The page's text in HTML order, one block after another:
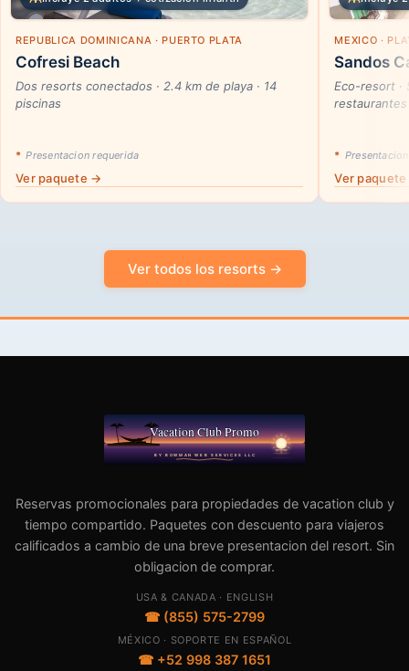
REPUBLICA DOMINICANA · PUERTO PLATA
Cofresi Beach
Dos resorts conectados · 2.4 km de playa · 14
piscinas
* Presentacion requerida
Ver paquete →
MEXICO ·
Sandos
Eco-resort ·
restaurantes
*
Ver
Ver todos los resorts →
Reservas promocionales para propiedades de vacation club y
tiempo compartido. Paquetes con descuento para viajeros
calificados a cambio de una breve presentacion del resort. Sin
obligacion de comprar.
USA & CANADA · ENGLISH
☎ (855) 575-2799
MÉXICO · SOPORTE EN ESPAÑOL
☎ +52 998 387 1651